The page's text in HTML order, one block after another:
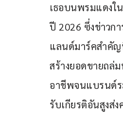
เธอบนพรมแดงใ
ปี 2026 ซึ่งข่าวก
แลนด์มาร์คสำคัญ
สร้างยอดขายถล่
อาชีพจนแบรนด์ร
รับเกียรติอันสูงส่ง